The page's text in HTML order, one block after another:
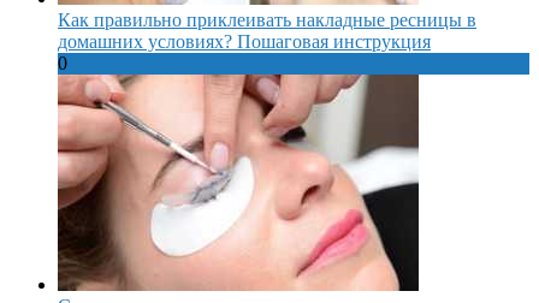
Как правильно приклеивать накладные ресницы в
домашних условиях? Пошаговая инструкция
0